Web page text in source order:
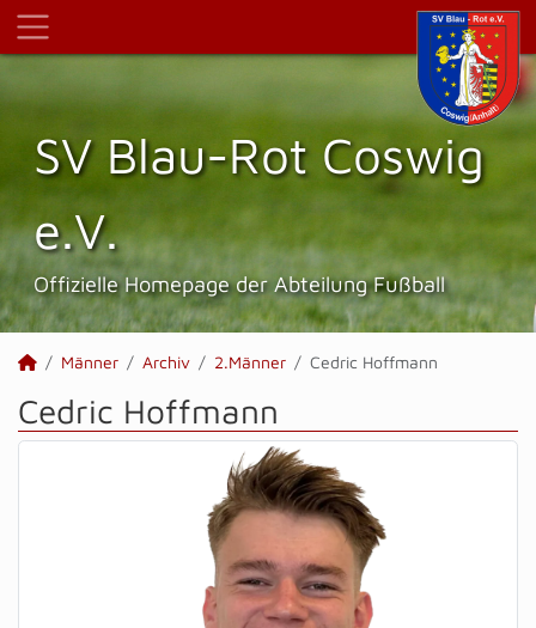
SV Blau-Rot Coswig
e.V.
Offizielle Homepage der Abteilung Fußball
Männer Archiv 2.Männer Cedric Hoffmann
Cedric Hoffmann